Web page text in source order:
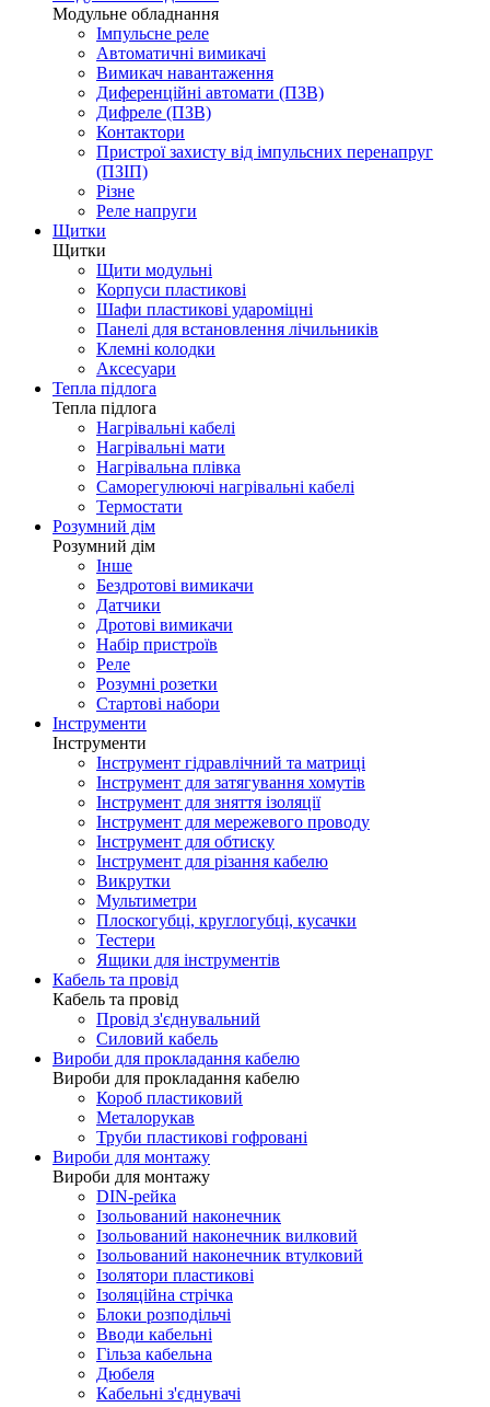
Модульне обладнання
Імпульсне реле
Автоматичні вимикачі
Вимикач навантаження
Диференційні автомати (ПЗВ)
Дифреле (ПЗВ)
Контактори
Пристрої захисту від імпульсних перенапруг
(ПЗІП)
Різне
Реле напруги
Щитки
Щитки
Щити модульні
Корпуси пластикові
Шафи пластикові удароміцні
Панелі для встановлення лічильників
Клемні колодки
Аксесуари
Тепла підлога
Тепла підлога
Нагрівальні кабелі
Нагрівальні мати
Нагрівальна плівка
Саморегулюючі нагрівальні кабелі
Термостати
Розумний дім
Розумний дім
Інше
Бездротові вимикачи
Датчики
Дротові вимикачи
Набір пристроїв
Реле
Розумні розетки
Стартові набори
Інструменти
Інструменти
Інструмент гідравлічний та матриці
Інструмент для затягування хомутів
Інструмент для зняття ізоляції
Інструмент для мережевого проводу
Інструмент для обтиску
Інструмент для різання кабелю
Викрутки
Мультиметри
Плоскогубці, круглогубці, кусачки
Тестери
Ящики для інструментів
Кабель та провід
Кабель та провід
Провід з'єднувальний
Силовий кабель
Вироби для прокладання кабелю
Вироби для прокладання кабелю
Короб пластиковий
Металорукав
Труби пластикові гофровані
Вироби для монтажу
Вироби для монтажу
DIN-рейка
Ізольований наконечник
Ізольований наконечник вилковий
Ізольований наконечник втулковий
Ізолятори пластикові
Ізоляційна стрічка
Блоки розподільчі
Вводи кабельні
Гільза кабельна
Дюбеля
Кабельнi з'єднувачi